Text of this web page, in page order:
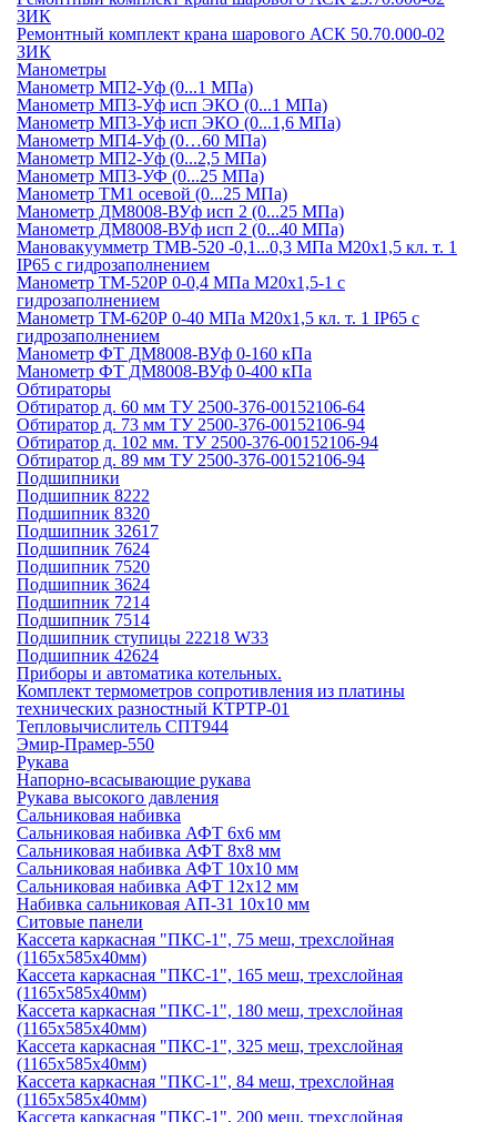
ЗИК
Ремонтный комплект крана шарового АСК 50.70.000-02
ЗИК
Манометры
Манометр МП2-Уф (0...1 МПа)
Манометр МП3-Уф исп ЭКО (0...1 МПа)
Манометр МП3-Уф исп ЭКО (0...1,6 МПа)
Манометр МП4-Уф (0…60 МПа)
Манометр МП2-Уф (0...2,5 МПа)
Манометр МП3-УФ (0...25 МПа)
Манометр ТМ1 осевой (0...25 МПа)
Манометр ДМ8008-ВУф исп 2 (0...25 МПа)
Манометр ДМ8008-ВУф исп 2 (0...40 МПа)
Мановакуумметр ТМВ-520 -0,1...0,3 МПа М20х1,5 кл. т. 1
IP65 c гидрозаполнением
Манометр ТМ-520Р 0-0,4 МПа М20х1,5-1 c
гидрозаполнением
Манометр ТМ-620Р 0-40 МПа М20х1,5 кл. т. 1 IP65 c
гидрозаполнением
Манометр ФТ ДМ8008-ВУф 0-160 кПа
Манометр ФТ ДМ8008-ВУф 0-400 кПа
Обтираторы
Обтиратор д. 60 мм ТУ 2500-376-00152106-64
Обтиратор д. 73 мм ТУ 2500-376-00152106-94
Обтиратор д. 102 мм. ТУ 2500-376-00152106-94
Обтиратор д. 89 мм ТУ 2500-376-00152106-94
Подшипники
Подшипник 8222
Подшипник 8320
Подшипник 32617
Подшипник 7624
Подшипник 7520
Подшипник 3624
Подшипник 7214
Подшипник 7514
Подшипник ступицы 22218 W33
Подшипник 42624
Приборы и автоматика котельных.
Комплект термометров сопротивления из платины
технических разностный КТРТР-01
Тепловычислитель СПТ944
Эмир-Прамер-550
Рукава
Напорно-всасывающие рукава
Рукава высокого давления
Сальниковая набивка
Сальниковая набивка АФТ 6х6 мм
Сальниковая набивка АФТ 8х8 мм
Сальниковая набивка АФТ 10х10 мм
Сальниковая набивка АФТ 12х12 мм
Набивка сальниковая АП-31 10х10 мм
Ситовые панели
Кассета каркасная "ПКС-1", 75 меш, трехслойная
(1165х585х40мм)
Кассета каркасная "ПКС-1", 165 меш, трехслойная
(1165х585х40мм)
Кассета каркасная "ПКС-1", 180 меш, трехслойная
(1165х585х40мм)
Кассета каркасная "ПКС-1", 325 меш, трехслойная
(1165х585х40мм)
Кассета каркасная "ПКС-1", 84 меш, трехслойная
(1165х585х40мм)
Кассета каркасная "ПКС-1", 200 меш, трехслойная